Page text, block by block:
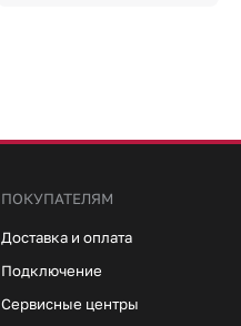
ПОКУПАТЕЛЯМ
Доставка и оплата
Подключение
Сервисные центры